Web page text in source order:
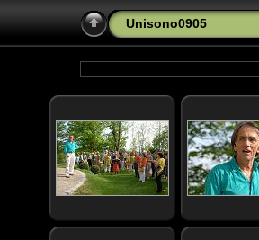
Unisono0905